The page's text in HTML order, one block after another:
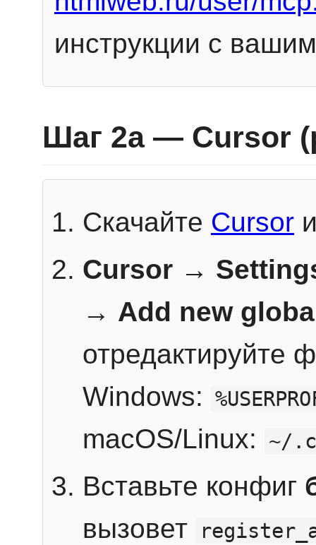
инструкции с
Шаг 2a — Cursor
Скачайте Cursor
Cursor →
→ Add new
отредактируйте
Windows:
macOS/Linux: ~/
Вставьте конфиг
вызовет